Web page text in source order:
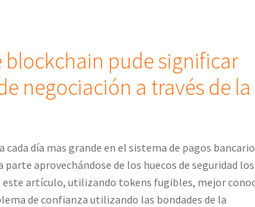
blockchain pude significar
negociación a través de la
día mas grande en el sistema de pagos
aprovechándose de los huecos de seguridad los
artículo, utilizando tokens fugibles, mejor
de confianza utilizando las bondades de la